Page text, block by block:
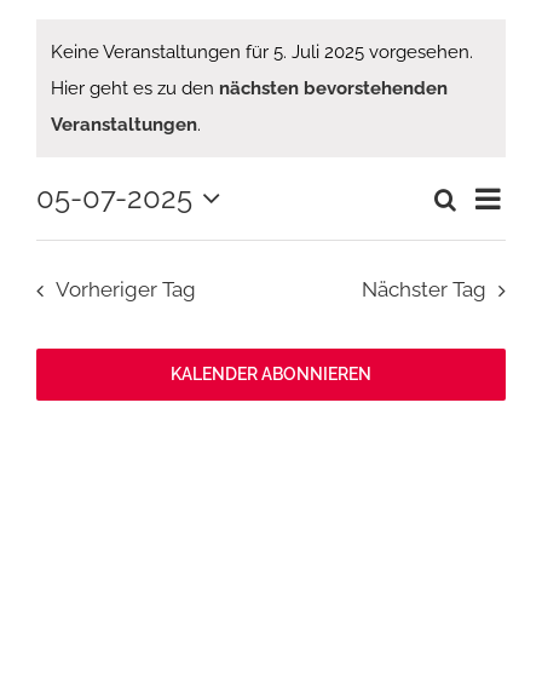
Juli
2025
Hinweis
Keine Veranstaltungen für 5. Juli 2025 vorgesehen.
Hier geht es zu den nächsten bevorstehenden
Veranstaltungen.
und
Navigation
Suche
Tag
05-07-2025
Datum
Vorheriger Tag Nächster Tag
KALENDER ABONNIEREN